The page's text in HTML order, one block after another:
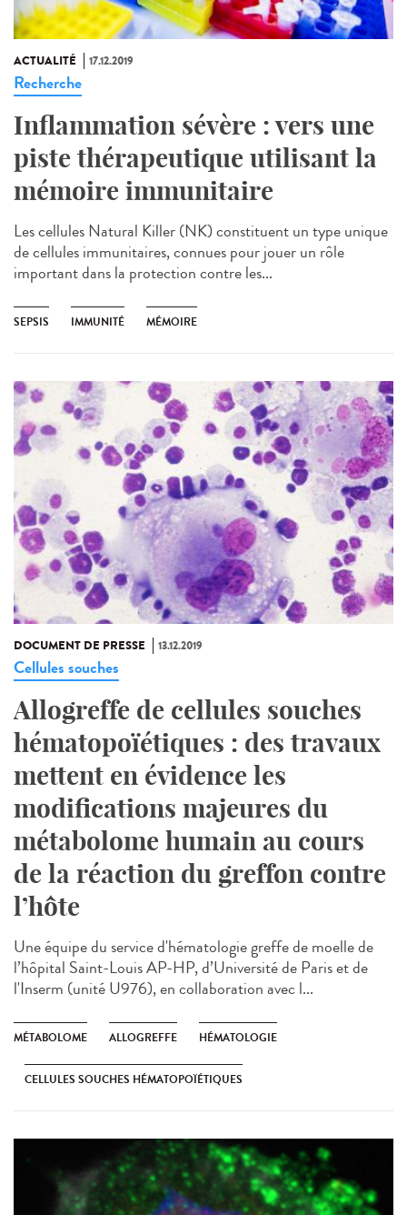
ACTUALITÉ 17.12.2019
Recherche
Inflammation sévère : vers une
piste thérapeutique utilisant la
mémoire immunitaire
Les cellules Natural Killer (NK) constituent un type unique
de cellules immunitaires, connues pour jouer un rôle
important dans la protection contre les...
SEPSIS IMMUNITÉ MÉMOIRE
DOCUMENT DE PRESSE 13.12.2019
Cellules souches
Allogreffe de cellules souches
hématopoïétiques : des travaux
mettent en évidence les
modifications majeures du
métabolome humain au cours
de la réaction du greffon contre
l’hôte
Une équipe du service d'hématologie greffe de moelle de
l’hôpital Saint-Louis AP-HP, d’Université de Paris et de
l'Inserm (unité U976), en collaboration avec l...
MÉTABOLOME ALLOGREFFE HÉMATOLOGIE
CELLULES SOUCHES HÉMATOPOÏÉTIQUES